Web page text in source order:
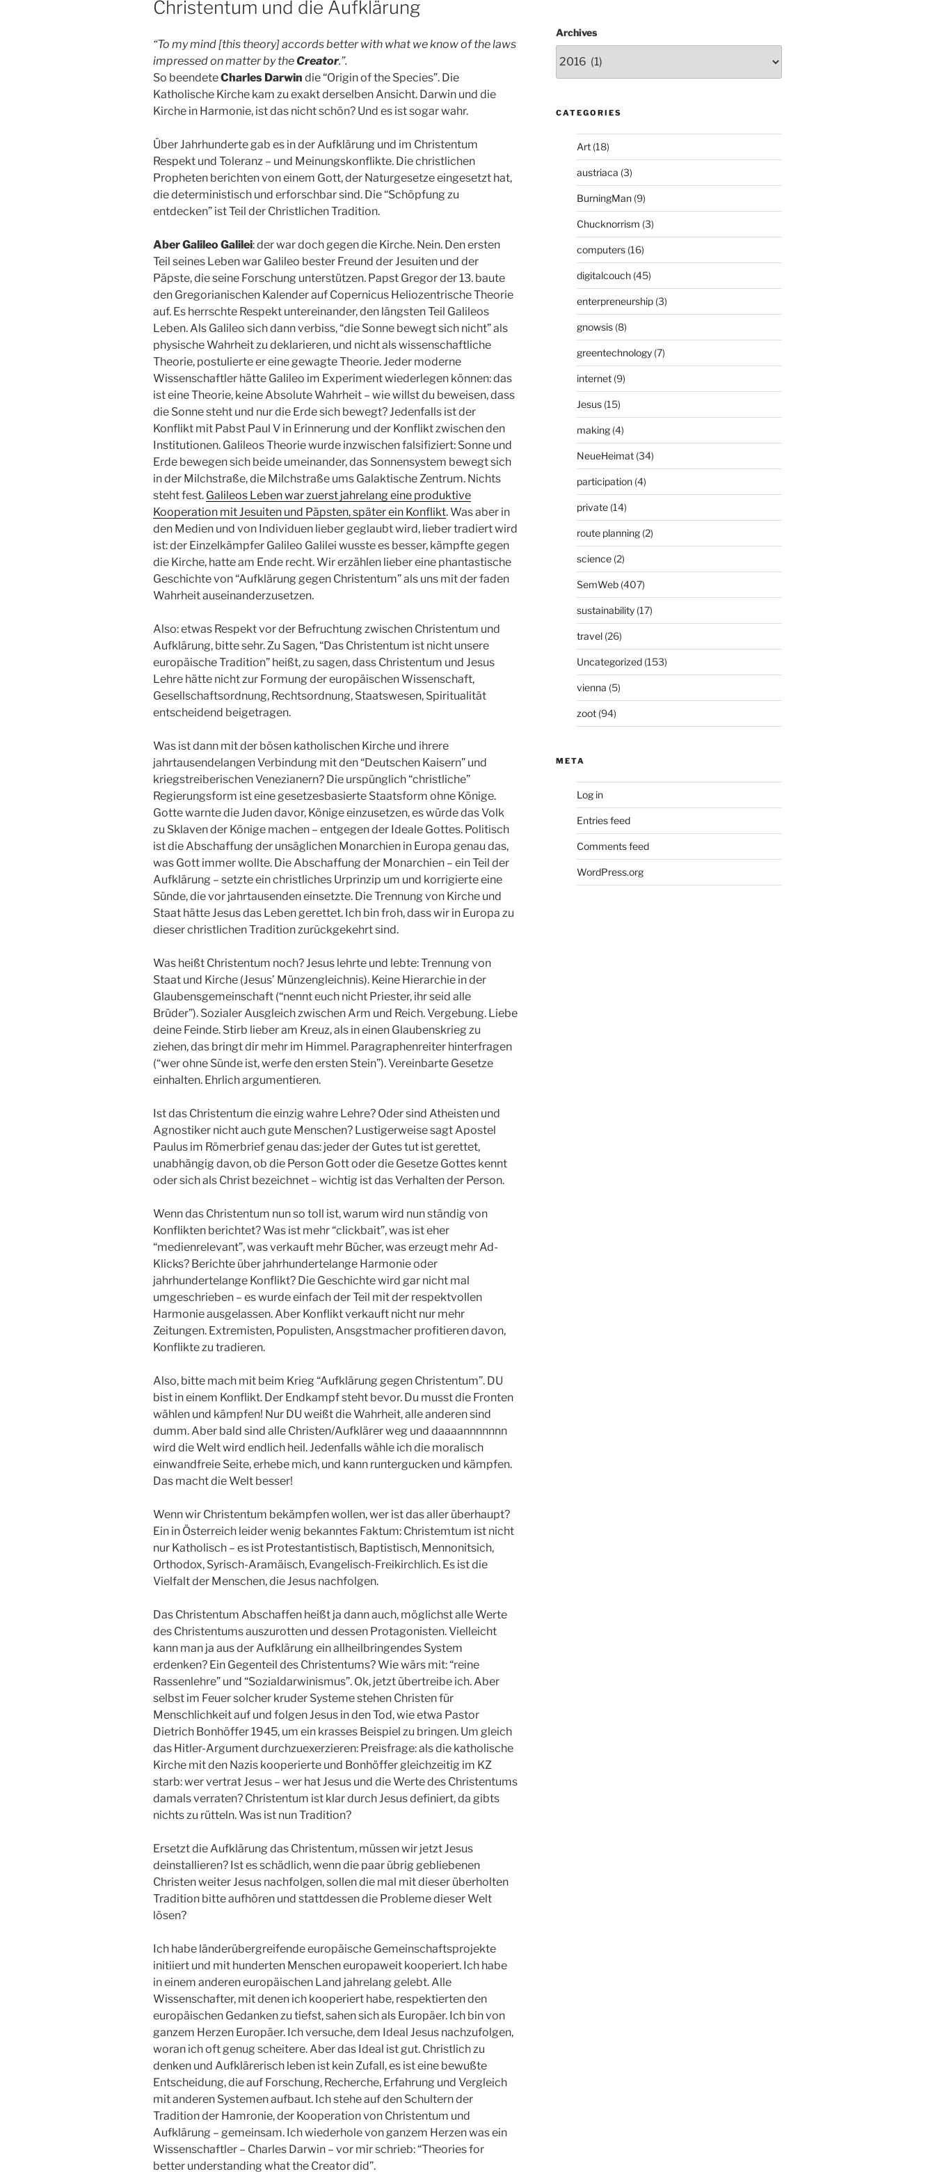
Christentum und die Aufklärung
“To my mind [this theory] accords better with what we know of the laws
impressed on matter by theCreator.”.
So beendeteCharles Darwin die “Origin of the Species”. Die
Katholische Kirche kam zu exakt derselben Ansicht. Darwin und die
Kirche in Harmonie, ist das nicht schön? Und es ist sogar wahr.
Über Jahrhunderte gab es in der Aufklärung und im Christentum
Respekt und Toleranz – und Meinungskonflikte. Die christlichen
Propheten berichten von einem Gott, der Naturgesetze eingesetzt hat,
die deterministisch und erforschbar sind. Die “Schöpfung zu
entdecken” ist Teil der Christlichen Tradition.
Aber Galileo Galilei: der war doch gegen die Kirche. Nein. Den ersten
Teil seines Leben war Galileo bester Freund der Jesuiten und der
Päpste, die seine Forschung unterstützen. Papst Gregor der 13. baute
den Gregorianischen Kalender auf Copernicus Heliozentrische Theorie
auf. Es herrschte Respekt untereinander, den längsten Teil Galileos
Leben. Als Galileo sich dann verbiss, “die Sonne bewegt sich nicht” als
physische Wahrheit zu deklarieren, und nicht als wissenschaftliche
Theorie, postulierte er eine gewagte Theorie. Jeder moderne
Wissenschaftler hätte Galileo im Experiment wiederlegen können: das
ist eine Theorie, keine Absolute Wahrheit – wie willst du beweisen, dass
die Sonne steht und nur die Erde sich bewegt? Jedenfalls ist der
Konflikt mit Pabst Paul V in Erinnerung und der Konflikt zwischen den
Institutionen. Galileos Theorie wurde inzwischen falsifiziert: Sonne und
Erde bewegen sich beide umeinander, das Sonnensystem bewegt sich
in der Milchstraße, die Milchstraße ums Galaktische Zentrum. Nichts
steht fest. Galileos Leben war zuerst jahrelang eine produktive
Kooperation mit Jesuiten und Päpsten, später ein Konflikt. Was aber in
den Medien und von Individuen lieber geglaubt wird, lieber tradiert wird
ist: der Einzelkämpfer Galileo Galilei wusste es besser, kämpfte gegen
die Kirche, hatte am Ende recht. Wir erzählen lieber eine phantastische
Geschichte von “Aufklärung gegen Christentum” als uns mit der faden
Wahrheit auseinanderzusetzen.
Also: etwas Respekt vor der Befruchtung zwischen Christentum und
Aufklärung, bitte sehr. Zu Sagen, “Das Christentum ist nicht unsere
europäische Tradition” heißt, zu sagen, dass Christentum und Jesus
Lehre hätte nicht zur Formung der europäischen Wissenschaft,
Gesellschaftsordnung, Rechtsordnung, Staatswesen, Spiritualität
entscheidend beigetragen.
Was ist dann mit der bösen katholischen Kirche und ihrere
jahrtausendelangen Verbindung mit den “Deutschen Kaisern” und
kriegstreiberischen Venezianern? Die urspünglich “christliche”
Regierungsform ist eine gesetzesbasierte Staatsform ohne Könige.
Gotte warnte die Juden davor, Könige einzusetzen, es würde das Volk
zu Sklaven der Könige machen – entgegen der Ideale Gottes. Politisch
ist die Abschaffung der unsäglichen Monarchien in Europa genau das,
was Gott immer wollte. Die Abschaffung der Monarchien – ein Teil der
Aufklärung – setzte ein christliches Urprinzip um und korrigierte eine
Sünde, die vor jahrtausenden einsetzte. Die Trennung von Kirche und
Staat hätte Jesus das Leben gerettet. Ich bin froh, dass wir in Europa zu
dieser christlichen Tradition zurückgekehrt sind.
Was heißt Christentum noch? Jesus lehrte und lebte: Trennung von
Staat und Kirche (Jesus’ Münzengleichnis). Keine Hierarchie in der
Glaubensgemeinschaft (“nennt euch nicht Priester, ihr seid alle
Brüder”). Sozialer Ausgleich zwischen Arm und Reich. Vergebung. Liebe
deine Feinde. Stirb lieber am Kreuz, als in einen Glaubenskrieg zu
ziehen, das bringt dir mehr im Himmel. Paragraphenreiter hinterfragen
(“wer ohne Sünde ist, werfe den ersten Stein”). Vereinbarte Gesetze
einhalten. Ehrlich argumentieren.
Ist das Christentum die einzig wahre Lehre? Oder sind Atheisten und
Agnostiker nicht auch gute Menschen? Lustigerweise sagt Apostel
Paulus im Römerbrief genau das: jeder der Gutes tut ist gerettet,
unabhängig davon, ob die Person Gott oder die Gesetze Gottes kennt
oder sich als Christ bezeichnet – wichtig ist das Verhalten der Person.
Wenn das Christentum nun so toll ist, warum wird nun ständig von
Konflikten berichtet? Was ist mehr “clickbait”, was ist eher
“medienrelevant”, was verkauft mehr Bücher, was erzeugt mehr Ad-
Klicks? Berichte über jahrhundertelange Harmonie oder
jahrhundertelange Konflikt? Die Geschichte wird gar nicht mal
umgeschrieben – es wurde einfach der Teil mit der respektvollen
Harmonie ausgelassen. Aber Konflikt verkauft nicht nur mehr
Zeitungen. Extremisten, Populisten, Ansgstmacher profitieren davon,
Konflikte zu tradieren.
Also, bitte mach mit beim Krieg “Aufklärung gegen Christentum”. DU
bist in einem Konflikt. Der Endkampf steht bevor. Du musst die Fronten
wählen und kämpfen! Nur DU weißt die Wahrheit, alle anderen sind
dumm. Aber bald sind alle Christen/Aufklärer weg und daaaannnnnnn
wird die Welt wird endlich heil. Jedenfalls wähle ich die moralisch
einwandfreie Seite, erhebe mich, und kann runtergucken und kämpfen.
Das macht die Welt besser!
Wenn wir Christentum bekämpfen wollen, wer ist das aller überhaupt?
Ein in Österreich leider wenig bekanntes Faktum: Christemtum ist nicht
nur Katholisch – es ist Protestantistisch, Baptistisch, Mennonitsich,
Orthodox, Syrisch-Aramäisch, Evangelisch-Freikirchlich. Es ist die
Vielfalt der Menschen, die Jesus nachfolgen.
Das Christentum Abschaffen heißt ja dann auch, möglichst alle Werte
des Christentums auszurotten und dessen Protagonisten. Vielleicht
kann man ja aus der Aufklärung ein allheilbringendes System
erdenken? Ein Gegenteil des Christentums? Wie wärs mit: “reine
Rassenlehre” und “Sozialdarwinismus”. Ok, jetzt übertreibe ich. Aber
selbst im Feuer solcher kruder Systeme stehen Christen für
Menschlichkeit auf und folgen Jesus in den Tod, wie etwa Pastor
Dietrich Bonhöffer 1945, um ein krasses Beispiel zu bringen. Um gleich
das Hitler-Argument durchzuexerzieren: Preisfrage: als die katholische
Kirche mit den Nazis kooperierte und Bonhöffer gleichzeitig im KZ
starb: wer vertrat Jesus – wer hat Jesus und die Werte des Christentums
damals verraten? Christentum ist klar durch Jesus definiert, da gibts
nichts zu rütteln. Was ist nun Tradition?
Ersetzt die Aufklärung das Christentum, müssen wir jetzt Jesus
deinstallieren? Ist es schädlich, wenn die paar übrig gebliebenen
Christen weiter Jesus nachfolgen, sollen die mal mit dieser überholten
Tradition bitte aufhören und stattdessen die Probleme dieser Welt
lösen?
Ich habe länderübergreifende europäische Gemeinschaftsprojekte
initiiert und mit hunderten Menschen europaweit kooperiert. Ich habe
in einem anderen europäischen Land jahrelang gelebt. Alle
Wissenschafter, mit denen ich kooperiert habe, respektierten den
europäischen Gedanken zu tiefst, sahen sich als Europäer. Ich bin von
ganzem Herzen Europäer. Ich versuche, dem Ideal Jesus nachzufolgen,
woran ich oft genug scheitere. Aber das Ideal ist gut. Christlich zu
denken und Aufklärerisch leben ist kein Zufall, es ist eine bewußte
Entscheidung, die auf Forschung, Recherche, Erfahrung und Vergleich
mit anderen Systemen aufbaut. Ich stehe auf den Schultern der
Tradition der Hamronie, der Kooperation von Christentum und
Aufklärung – gemeinsam. Ich wiederhole von ganzem Herzen was ein
Wissenschaftler – Charles Darwin – vor mir schrieb: “Theories for
better understanding what the Creator did”.
Archives
CATEGORIES
Art(18)
austriaca (3)
BurningMan(9)
Chucknorrism (3)
computers(16)
digitalcouch(45)
enterpreneurship(3)
gnowsis(8)
greentechnology(7)
internet(9)
Jesus(15)
making(4)
NeueHeimat(34)
participation(4)
private(14)
route planning(2)
science(2)
SemWeb(407)
sustainability(17)
travel(26)
Uncategorized(153)
vienna (5)
zoot(94)
META
Log in
Entries feed
Comments feed
WordPress.org